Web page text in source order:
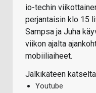
io-techin
perjantaisin klo 15
Sampsa ja Juha
viikon ajalta
mobiiliaiheet.
Jälkikäteen
Youtube